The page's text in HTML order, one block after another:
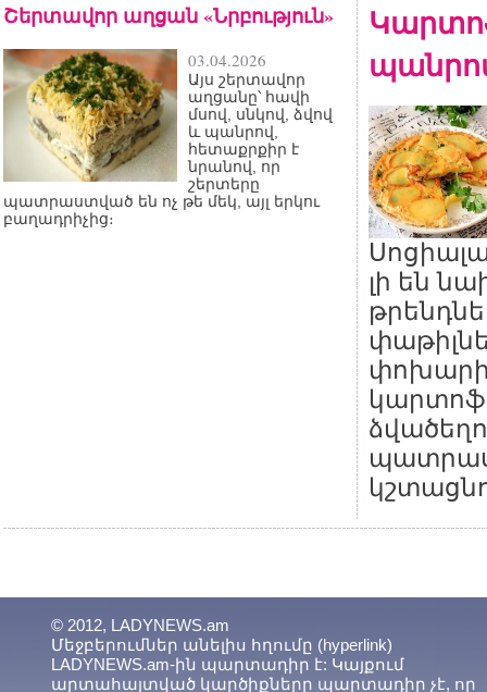
Շերտավոր աղցան «Նրբություն»
03.04.2026
Այս շերտավոր
աղցանը՝ հավի
մսով, սնկով, ձվով
և պանրով,
հետաքրքիր է
նրանով, որ
շերտերը
պատրաստված են ոչ թե մեկ, այլ երկու
բաղադրիչից։
լի են
© 2012, LADYNEWS.am
Մեջբերումներ անելիս հղումը (hyperlink)
LADYNEWS.am-ին պարտադիր է: Կայքում
արտահայտված կարծիքները պարտադիր չէ, որ